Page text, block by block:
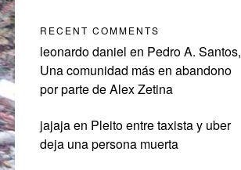
RECENT COMMENTS
leonardo daniel en Pedro A. Santos,
Una comunidad más en abandono
por parte de Alex Zetina
jajajaen Pleito entre taxista y uber
deja una persona muerta